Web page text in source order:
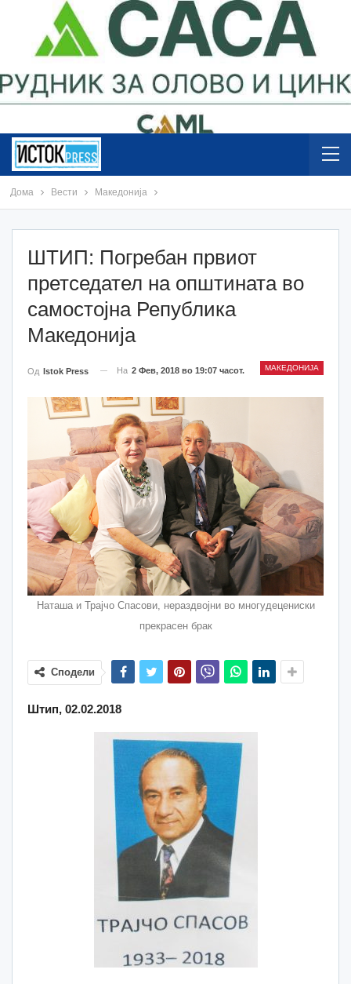
Дома Вести Македонија
ШТИП: Погребан првиот
претседател на општината во
самостојна Република
Македонија
МАКЕДОНИЈА
Од Istok Press На 2 Фев, 2018 во 19:07 часот.
Наташа и Трајчо Спасови, нераздвојни во многудецениски
прекрасен брак
Сподели
Штип, 02.02.2018